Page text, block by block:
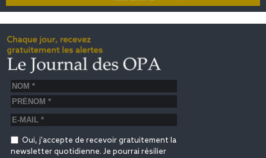
Oui, j'accepte de recevoir gratuitement la
newsletter quotidienne. Je pourrai résilier